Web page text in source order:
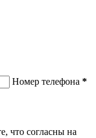
Номер телефона *
что согласны на